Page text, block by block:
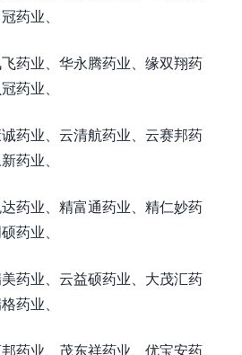
药业、
药业、华永腾药业、缘双翔药
药业、
药业、云清航药业、云赛邦药
药业、
药业、精富通药业、精仁妙药
药业、
药业、云益硕药业、大茂汇药
药业、
药业、茂东祥药业、优宝安药